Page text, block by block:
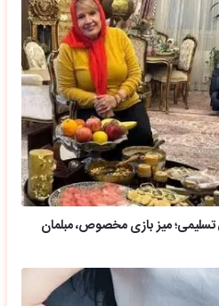
میز بازی مخصوص، مبلمان